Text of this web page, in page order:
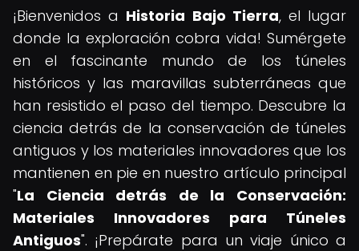
¡Bienvenidos a Historia Bajo Tierra, el lugar
donde la exploración cobra vida! Sumérgete
en el fascinante mundo de los túneles
históricos y las maravillas subterráneas que
han resistido el paso del tiempo. Descubre la
ciencia detrás de la conservación de túneles
antiguos y los materiales innovadores que los
mantienen en pie en nuestro artículo principal
"La Ciencia detrás de la Conservación:
Materiales Innovadores para Túneles
Antiguos". ¡Prepárate para un viaje único a